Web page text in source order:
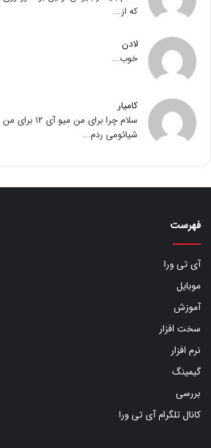
که از...
لادن
خوب...
کامیار
سلام چرا برای
شیائومی ردم...
فهرست
آی تی ورا
موبایل
آموزش
سخت افزار
نرم افزار
گیمینگ
بررسی
کانال تلگرام آی تی ورا